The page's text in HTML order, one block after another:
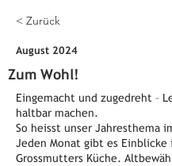
< Zurück
August 2024
Zum Wohl!
Eingemacht und zugedreht –
haltbar machen.
So heisst unser Jahresthema
Jeden Monat gibt es Einblicke
Grossmutters Küche.